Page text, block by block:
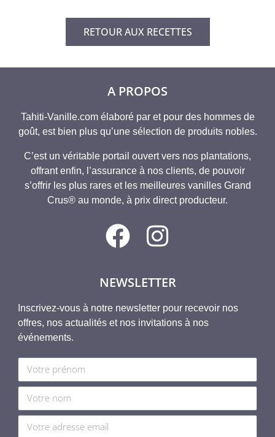
RETOUR AUX RECETTES
A PROPOS
Tahiti-Vanille.com élaboré par et pour des hommes de
goût, est bien plus qu’une sélection de produits nobles.
C’est un véritable portail ouvert vers nos plantations,
offrant enfin, l’assurance à nos clients, de pouvoir
s’offrir les plus rares et les meilleures vanilles Grand
Crus® au monde, à prix direct producteur.
NEWSLETTER
Inscrivez-vous à notre newsletter pour recevoir nos
offres, nos actualités et nos invitations à nos
événements.